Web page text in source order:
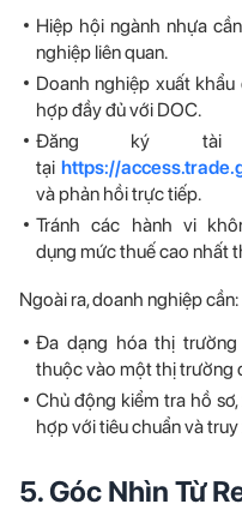
Hiệp hội ngành nhựa
nghiệp liên quan.
Doanh nghiệp xuất
hợp đầy đủ với DOC.
Đăng ký tài
tại https://
và phản hồi trực tiếp.
Tránh các hành vi
dụng mức thuế cao nhất
Ngoài ra, doanh nghiệp cần:
Đa dạng hóa thị
thuộc vào một thị trường
Chủ động kiểm tra hồ
hợp với tiêu chuẩn và
5. Góc Nhìn Từ